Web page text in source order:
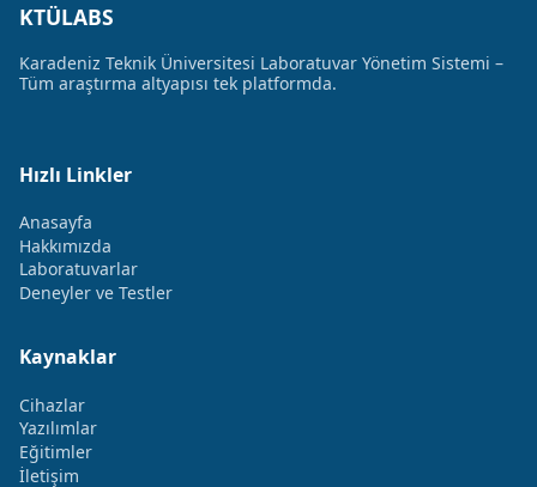
KTÜLABS
Karadeniz Teknik Üniversitesi Laboratuvar Yönetim Sistemi –
Tüm araştırma altyapısı tek platformda.
Hızlı Linkler
Anasayfa
Hakkımızda
Laboratuvarlar
Deneyler ve Testler
Kaynaklar
Cihazlar
Yazılımlar
Eğitimler
İletişim